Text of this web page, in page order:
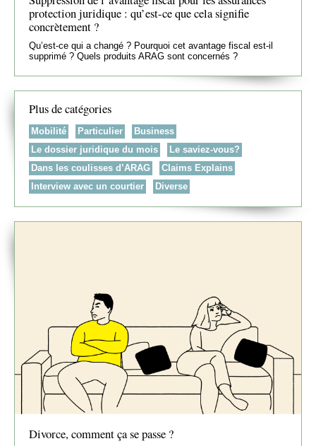
protection juridique : qu’est-ce que cela signifie
concrètement ?
Qu’est-ce qui a changé ? Pourquoi cet avantage fiscal est-il
supprimé ? Quels produits ARAG sont concernés ?
Plus de catégories
Mobilité Particulier
Business
Le dossier juridique du mois
Le saviez-vous?
Dans les coulisses d’ARAG
Claims Explains
Interview avec un courtier
Diverse
Divorce, comment ça se passe ?